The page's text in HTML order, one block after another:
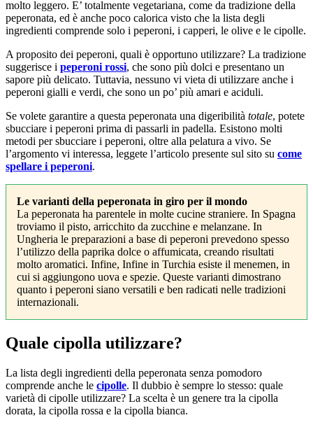
molto leggero. E’ totalmente vegetariana, come da tradizione della
peperonata, ed è anche poco calorica visto che la lista degli
ingredienti comprende solo i peperoni, i capperi, le olive e le cipolle.
A proposito dei peperoni, quali è opportuno utilizzare? La tradizione
suggerisce i peperoni rossi, che sono più dolci e presentano un
sapore più delicato. Tuttavia, nessuno vi vieta di utilizzare anche i
peperoni gialli e verdi, che sono un po’ più amari e aciduli.
Se volete garantire a questa peperonata una digeribilità totale, potete
sbucciare i peperoni prima di passarli in padella. Esistono molti
metodi per sbucciare i peperoni, oltre alla pelatura a vivo. Se
l’argomento vi interessa, leggete l’articolo presente sul sito su come
spellare i peperoni.
Le varianti della peperonata in giro per il mondo
La peperonata ha parentele in molte cucine straniere. In Spagna
troviamo il pisto, arricchito da zucchine e melanzane. In
Ungheria le preparazioni a base di peperoni prevedono spesso
l’utilizzo della paprika dolce o affumicata, creando risultati
molto aromatici. Infine, Infine in Turchia esiste il menemen, in
cui si aggiungono uova e spezie. Queste varianti dimostrano
quanto i peperoni siano versatili e ben radicati nelle tradizioni
internazionali.
Quale cipolla utilizzare?
La lista degli ingredienti della peperonata senza pomodoro
comprende anche le cipolle. Il dubbio è sempre lo stesso: quale
varietà di cipolle utilizzare? La scelta è un genere tra la cipolla
dorata, la cipolla rossa e la cipolla bianca.